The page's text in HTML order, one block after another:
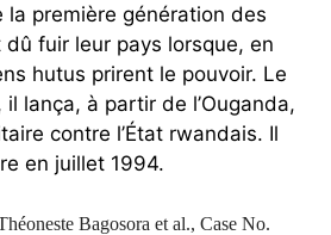
la première génération des
fuir leur pays lorsque, en
hutus prirent le pouvoir. Le
lança, à partir de l’Ouganda,
contre l’État rwandais. Il
en juillet 1994.
Bagosora et al., Case No.